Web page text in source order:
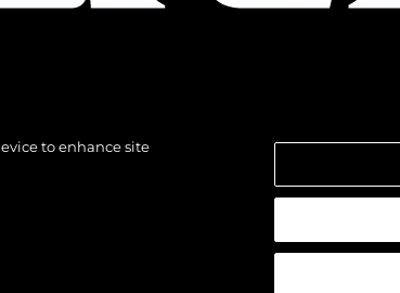
to enhance site